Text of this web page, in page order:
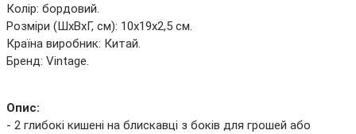
Колір: бордовий.
Розміри (ШхВхГ, см): 10х19х2,5 см.
Країна виробник: Китай.
Бренд: Vintage.
Опис:
- 2 глибокі кишені на блискавці з боків для грошей або